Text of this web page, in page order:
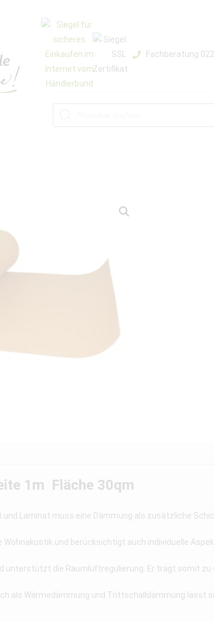
Fachberatung
1m Fläche 30qm
Laminat muss eine Dämmung als zusätzliche
und berücksichtigt auch individuelle
unterstützt die Raumluftregulierung. Er trägt somit zu
als Wärmedämmung und Trittschalldämmung